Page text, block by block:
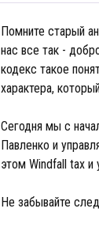
Помните старый
нас все так -
кодекс такое
характера,
Сегодня мы с
Павленко и
этом Windfall tax и
Не забывайте